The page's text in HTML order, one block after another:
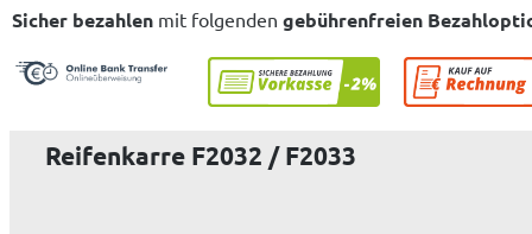
Sicher bezahlen mit folgenden gebührenfreien
Reifenkarre F2032 / F2033